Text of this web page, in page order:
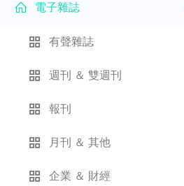
電子雜誌
有聲雜誌
週刊 ＆ 雙週刊
報刊
月刊 ＆ 其他
企業 ＆ 財經